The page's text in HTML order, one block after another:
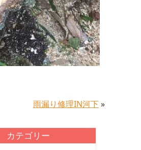
雨漏り修理IN河下»
カテゴリー